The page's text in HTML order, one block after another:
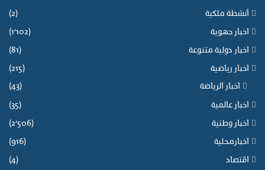
أنشطة ملكية (2)
اخبار جهوية (1٬102)
اخبار دولية متنوعة (81)
اخبار رياضية (215)
اخبار الرياضة (43)
اخبار عالمية (35)
اخبار وطنية (2٬506)
اخبارمحلية (916)
اقتصاد (4)